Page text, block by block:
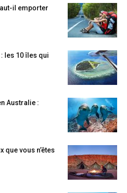
il emporter
les 10 îles qui
Australie :
que vous n’êtes